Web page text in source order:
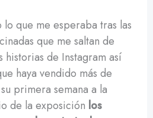
que me esperaba tras las
que me saltan de
historias de Instagram así
haya vendido más de
primera semana a la
de la exposición los